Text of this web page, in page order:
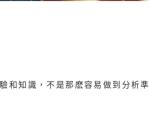
和知識，不是那麽容易做到分析準